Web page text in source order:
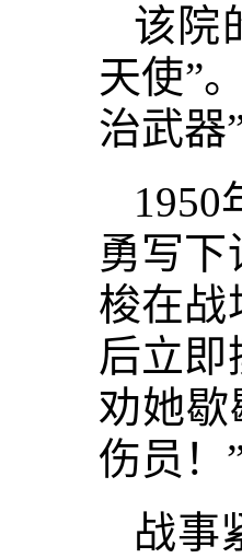
该院
天使”
治武器”
勇写
梭在战
后立即
劝她
伤员！
战事